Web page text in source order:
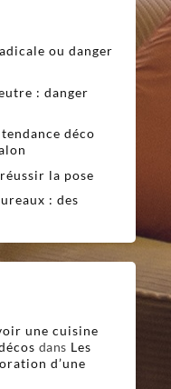
ou danger
: danger
déco
la pose
: des
une cuisine
dans Les
d’une